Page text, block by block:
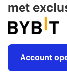
met
Account